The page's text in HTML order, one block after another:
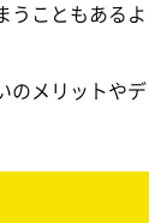
こともあるよ
メリットやデ